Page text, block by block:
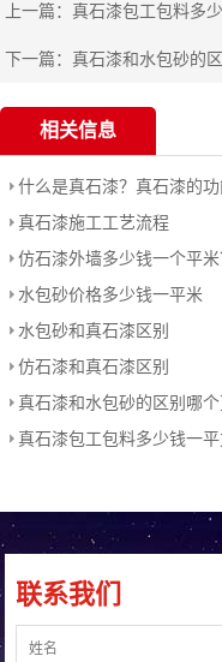
上一篇：真石漆包工包料多
下一篇：真石漆和水包砂的
相关信息
什么是真石漆？真石漆的
真石漆施工工艺流程
仿石漆外墙多少钱一个平
水包砂价格多少钱一平米
水包砂和真石漆区别
仿石漆和真石漆区别
真石漆和水包砂的区别哪
真石漆包工包料多少钱一平
联系我们